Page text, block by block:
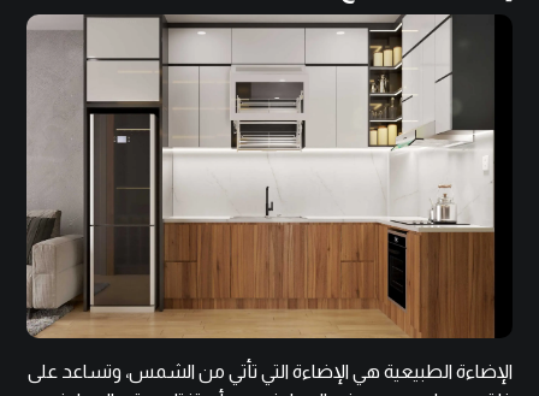
الإضاءة الطبيعية هي الإضاءة التي تأتي من الشمس، وتساعد على